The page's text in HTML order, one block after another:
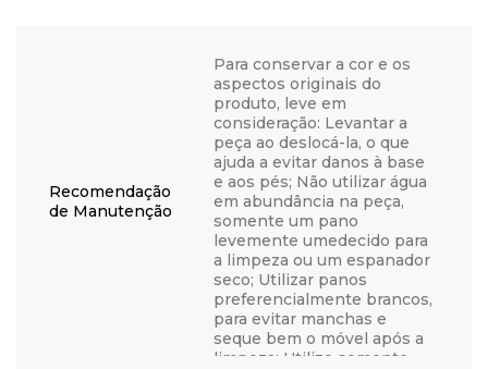
Recomendação
de Manutenção
Para conservar a cor e os
aspectos originais do
produto, leve em
consideração: Levantar a
peça ao deslocá-la, o que
ajuda a evitar danos à base
e aos pés; Não utilizar água
em abundância na peça,
somente um pano
levemente umedecido para
a limpeza ou um espanador
seco; Utilizar panos
preferencialmente brancos,
para evitar manchas e
seque bem o móvel após a
limpeza; Utilize somente